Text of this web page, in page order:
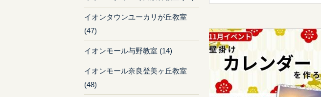
イオンタウンユーカリが丘教室
(47)
イオンモール与野教室 (14)
イオンモール奈良登美ヶ丘教室
(48)